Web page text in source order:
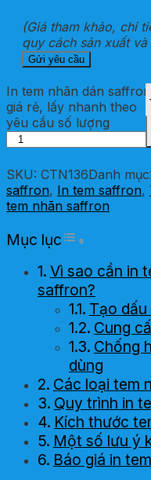
(Giá tham khảo, chi
quy cách sản xuất
In tem nhãn dán saffron
giá rẻ, lấy nhanh theo
yêu cầu số lượng
SKU: CTN136Danh mục:
saffron, In tem saffron,
tem nhãn saffron
Mục lục Toggle Table
Vì sao cần in
saffron?
Tạo dấu
Cung
Chống
dùng
Các loại tem
Quy trình in
Kích thước
Một số lưu ý
Báo giá in